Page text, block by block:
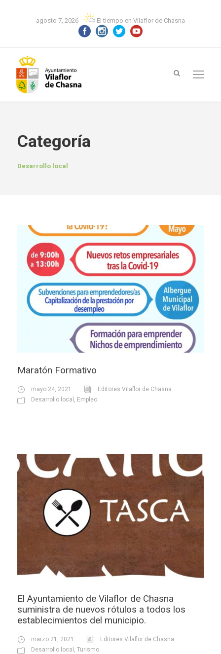
agosto 7, 2026 El tiempo en Vilaflor de Chasna
Categoría
Desarrollo local
Maratón Formativo
mayo 24, 2021
Editores Vilaflor de Chasna
Desarrollo local
Empleo
El Ayuntamiento de Vilaflor de Chasna
suministra de nuevos rótulos a todos los
establecimientos del municipio.
marzo 21, 2021
Editores Vilaflor de Chasna
Desarrollo local , Turismo